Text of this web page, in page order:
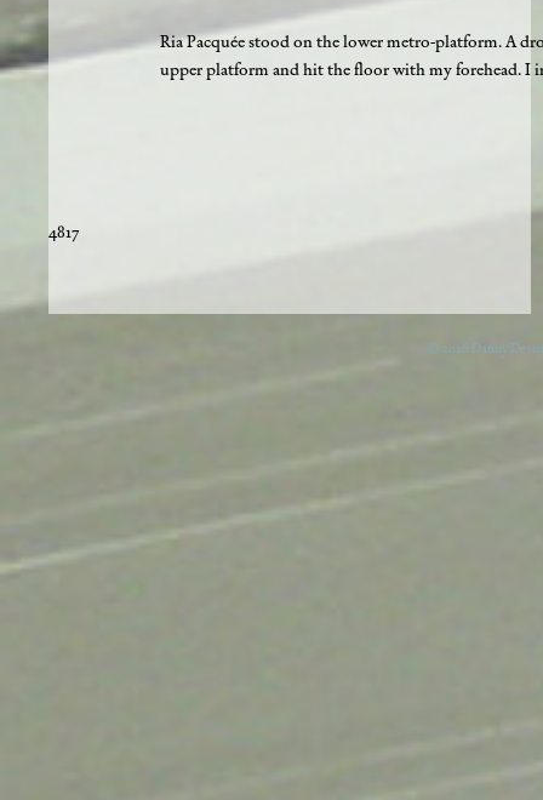
Ria Pacquée stood on the lower metro-platform. A
upper platform and hit the floor with my forehead. I
4817
© 2026 Danny